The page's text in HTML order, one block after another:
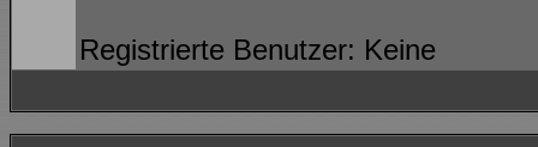
Registrierte Benutzer: Keine